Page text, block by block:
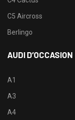
C5 Aircross
Berlingo
AUDI D’OCCASION
A1
A3
A4